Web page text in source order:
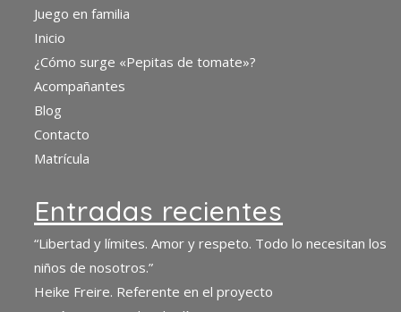
Juego en familia
Inicio
¿Cómo surge «Pepitas de tomate»?
Acompañantes
Blog
Contacto
Matrícula
Entradas recientes
“Libertad y límites. Amor y respeto. Todo lo necesitan los
niños de nosotros.”
Heike Freire. Referente en el proyecto